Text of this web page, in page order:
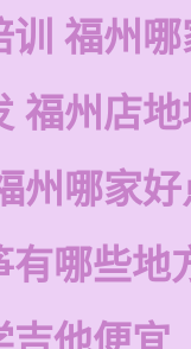
训 福州
福州店地
州哪家好
有哪些地